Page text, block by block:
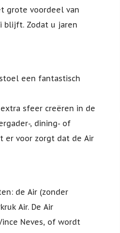
grote voordeel van
blijft. Zodat u jaren
een fantastisch
sfeer creëren in de
, dining- of
er voor zorgt dat de Air
de Air (zonder
Air. De Air
Neves, of wordt